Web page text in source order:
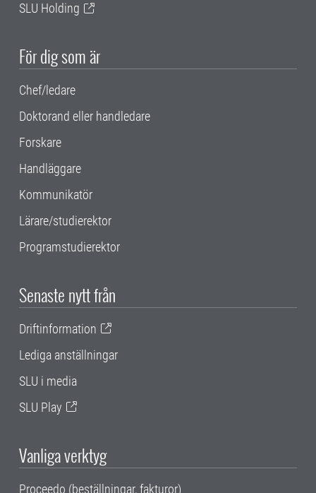
SLU Holding
För dig som är
Chef/ledare
Doktorand eller handledare
Forskare
Handläggare
Kommunikatör
Lärare/studierektor
Programstudierektor
Senaste nytt från
Driftinformation
Lediga anställningar
SLU i media
SLU Play
Vanliga verktyg
Proceedo (beställningar, fakturor)